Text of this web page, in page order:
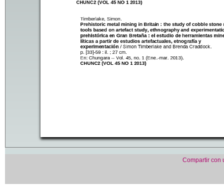
Compartir con